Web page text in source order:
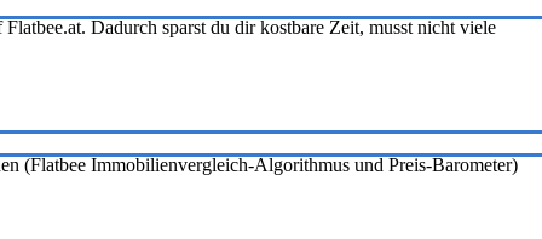
Dadurch sparst du dir kostbare Zeit, musst nicht viele
(Flatbee Immobilienvergleich-Algorithmus und Preis-Barometer)